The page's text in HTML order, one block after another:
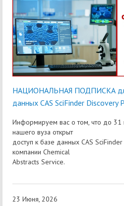
НАЦИОНАЛЬНАЯ ПОДПИСКА
данных CAS SciFinder
Информируем вас о том, что до
нашего вуза открыт
доступ к базе данных CAS
компании Chemical
Abstracts Service.
23 Июня, 2026